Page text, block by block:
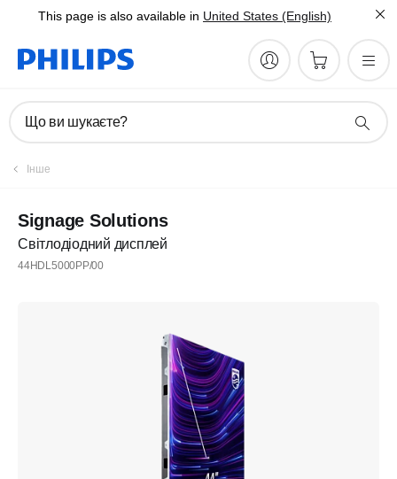
This page is also available in United States (English)
Що ви шукаєте?
Інше
Signage Solutions
Світлодіодний дисплей
44HDL5000PP/00